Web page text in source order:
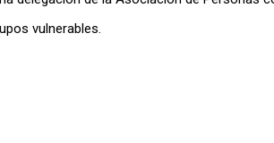
vulnerables.